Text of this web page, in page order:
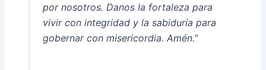
por nosotros. Danos la fortaleza para
vivir con integridad y la sabiduría para
gobernar con misericordia. Amén.”